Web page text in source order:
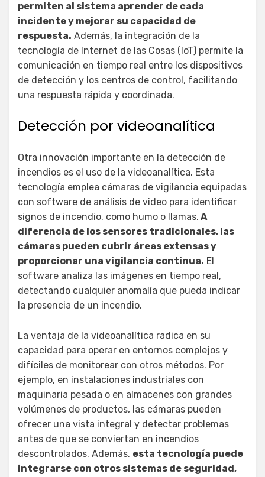
permiten al sistema aprender de cada
incidente y mejorar su capacidad de
respuesta. Además, la integración de la
tecnología de Internet de las Cosas (IoT) permite la
comunicación en tiempo real entre los dispositivos
de detección y los centros de control, facilitando
una respuesta rápida y coordinada.
Detección por videoanalítica
Otra innovación importante en la detección de
incendios es el uso de la videoanalítica. Esta
tecnología emplea cámaras de vigilancia equipadas
con software de análisis de video para identificar
signos de incendio, como humo o llamas. A
diferencia de los sensores tradicionales, las
cámaras pueden cubrir áreas extensas y
proporcionar una vigilancia continua. El
software analiza las imágenes en tiempo real,
detectando cualquier anomalía que pueda indicar
la presencia de un incendio.
La ventaja de la videoanalítica radica en su
capacidad para operar en entornos complejos y
difíciles de monitorear con otros métodos. Por
ejemplo, en instalaciones industriales con
maquinaria pesada o en almacenes con grandes
volúmenes de productos, las cámaras pueden
ofrecer una vista integral y detectar problemas
antes de que se conviertan en incendios
descontrolados. Además, esta tecnología puede
integrarse con otros sistemas de seguridad,